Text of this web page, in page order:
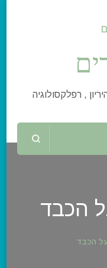
, רפלקסולוגיה
הכבד
הכבד